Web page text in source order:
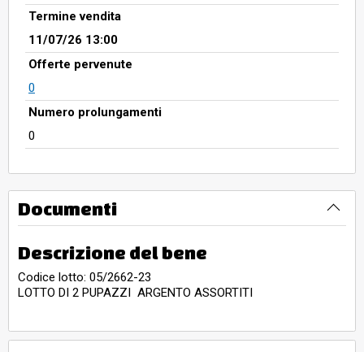
Termine vendita
11/07/26 13:00
Offerte pervenute
0
Numero prolungamenti
0
Documenti
Descrizione del bene
Codice lotto: 05/2662-23
LOTTO DI 2 PUPAZZI ARGENTO ASSORTITI